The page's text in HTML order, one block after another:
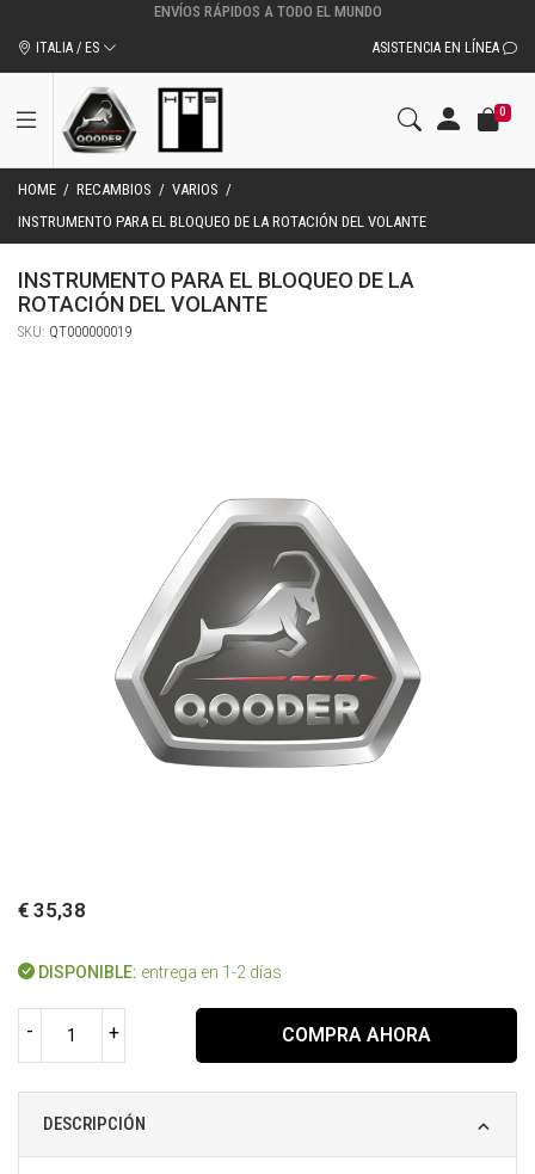
ITALIA / ES ASISTENCIA EN LÍNEA
0
HOME / RECAMBIOS / VARIOS /
INSTRUMENTO PARA EL BLOQUEO DE LA ROTACIÓN DEL VOLANTE
INSTRUMENTO PARA EL BLOQUEO DE LA
ROTACIÓN DEL VOLANTE
SKU: QT000000019
€ 35,38
DISPONIBLE: entrega en 1-2 días
- + COMPRA AHORA
DESCRIPCIÓN